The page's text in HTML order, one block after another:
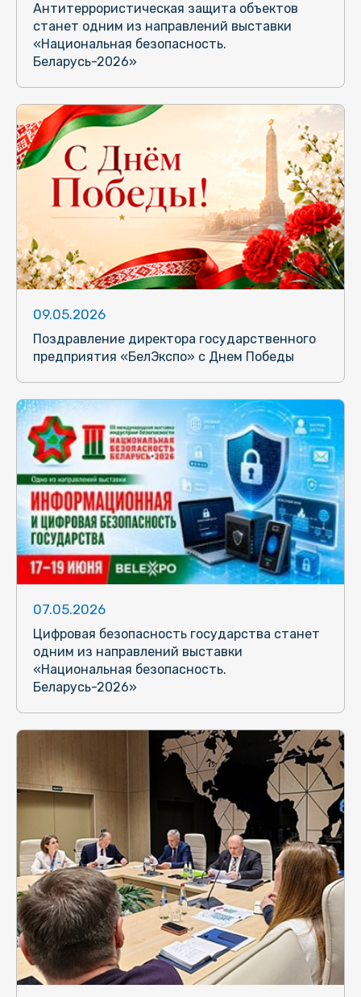
Антитеррористическая защита объектов
станет одним из направлений выставки
«Национальная безопасность.
Беларусь-2026»
09.05.2026
Поздравление директора государственного
предприятия «БелЭкспо» с Днем Победы
07.05.2026
Цифровая безопасность государства станет
одним из направлений выставки
«Национальная безопасность.
Беларусь-2026»